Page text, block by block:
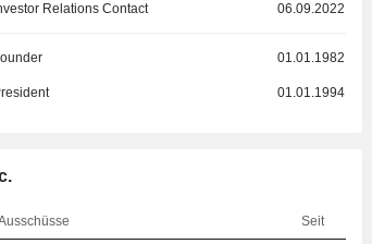
Relations Contact 06.09.2022
01.01.1982
01.01.1994
Seit